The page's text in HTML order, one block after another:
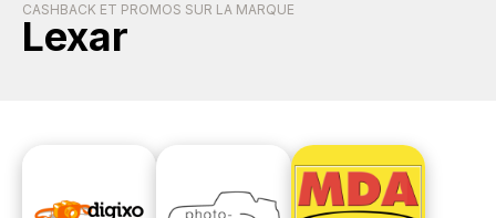
CASHBACK ET PROMOS SUR LA MARQUE
Lexar